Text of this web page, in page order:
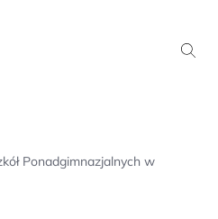
Ponadgimnazjalnych w